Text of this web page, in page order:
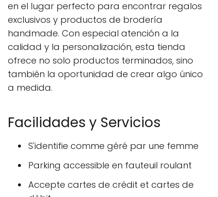
en el lugar perfecto para encontrar regalos
exclusivos y productos de brodería
handmade. Con especial atención a la
calidad y la personalización, esta tienda
ofrece no solo productos terminados, sino
también la oportunidad de crear algo único
a medida.
Facilidades y Servicios
S'identifie comme géré par une femme
Parking accessible en fauteuil roulant
Accepte cartes de crédit et cartes de